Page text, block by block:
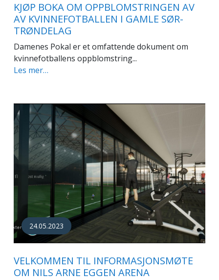
KJØP BOKA OM OPPBLOMSTRINGEN AV
AV KVINNEFOTBALLEN I GAMLE SØR-
TRØNDELAG
Damenes Pokal er et omfattende dokument om
kvinnefotballens oppblomstring...
Les mer…
24.05.2023
VELKOMMEN TIL INFORMASJONSMØTE
OM NILS ARNE EGGEN ARENA